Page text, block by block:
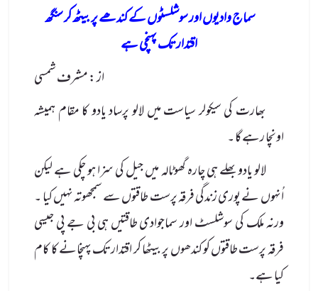
سماج وادیوں اور سوشلسٹوں کے کندھے پر بیٹھ کر سنگھ
اقتدار تک پہنچی ہے
از : مشرف شمسی
بھارت کی سیکولر سیاست میں لالو پرساد یادو کا مقام ہمیشہ
اونچا رہے گا ۔
لالو یادو بھلے ہی چارہ گھوٹالہ میں جیل کی سزا ہو چکی ہے لیکن
اُنہوں نے پوری زندگی فرقہ پرست طاقتوں سے سمجھوتہ نہیں کیا ۔
ورنہ ملک کی سوشلسٹ اور سماجوادی طاقتیں ہی بی جے پی جیسی
فرقہ پرست طاقتوں کو کندھوں پر بیٹھا کر اقتدار تک پہنچانے کا کام
کیا ہے۔